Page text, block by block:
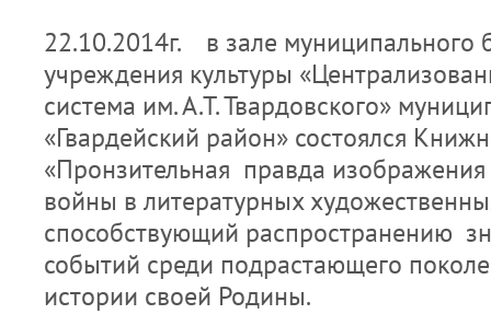
22.10.2014г. в зале муниципального
учреждения культуры
система им. А.Т. Твардовского»
«Гвардейский район» состоялся
«Пронзительная правда
войны в литературных
способствующий распространению
событий среди подрастающего
истории своей Родины.